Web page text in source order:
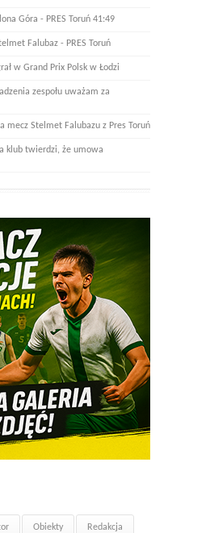
Góra - PRES Toruń 41:49
Falubaz - PRES Toruń
w Grand Prix Polsk w Łodzi
zespołu uważam za
mecz Stelmet Falubazu z Pres Toruń
klub twierdzi, że umowa
Obiekty Redakcja